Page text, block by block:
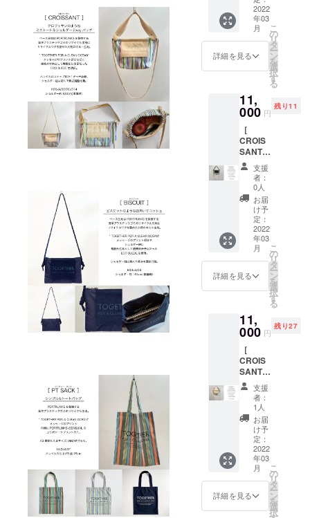
時）
￥6,800
+消費税
￥680+
￥300)
のとこ
料をこ
ちらで
ご負担
してお
届けし
ます。
H19×W
28 ショ
ルダー
約
140cm(
装着
時）
タを詰
めた大
柄のキ
ルト生
地。”T
OGETH
ER FOR
CLEAN
OCEAN
セージ
のプリ
ント部
分など
に規格
外生地
として
廃棄処
分予定
だった
ECO
SUEDE
用。ハ
ンドル
釦で１
タッチ
装着。
ショル
ダー紐
は結ん
で長さ
調整可
能。
H20×W
32/20×
D14
ショル
ダー約
120cm(
時）
¥1,100+
送料
¥300)→
20%OF
F¥9,920
UNKS
を象徴
する海
洋プラ
スチッ
クゴミ
のリサ
イクル
生地に
リサイ
クルワ
タを詰
めた大
柄のキ
ルト生
地。”T
OGETH
ER FOR
OCEAN
"メッ
のプリ
ント部
分など
に規格
外生地
として
廃棄処
分予定
だった
ECO
SUEDE
を使
ンドル
はス
ンのよ
うなミ
ニトー
ト＆
ショル
ダー
2way
グ。限
定10個
を特別
お得に
お届け
するプ
ランで
す。 通
¥12,400
(商品
¥11,000
+消費税
¥1,100+
送料
¥300)→
20%OF
F¥9,920
PORTR
UNKS
を象徴
する海
洋プラ
スチッ
クゴミ
のリサ
イクル
生地に
リサイ
クルワ
タを詰
めた大
柄のキ
ルト生
地。”T
OGETH
2022
年03
月
詳細を見る
こ
の
リ
タ
ー
ン
を
選
択
す
る
11,
000 円
残り11
［
CROIS
SANT
］
c#/vivid
（ヴィ
ヴィッ
ド）ク
ロワッ
サンの
ような
ミニ
トート
＆ショ
ルダー
2way
グ。
ベース
生地は
PORTR
UNKS
を象徴
する海
洋プラ
スチッ
クゴミ
のリサ
イクル
生地に
リサイ
クルワ
タを詰
めた大
支援
者：
0人
お届
け予
定：
2022
年03
月
詳細を見る
こ
の
リ
タ
ー
ン
を
選
択
す
る
11,
000 円
残り27
［
CROIS
SANT
］
c#/multi
（マル
チ）ク
ロワッ
サンの
ような
ミニ
トート
＆ショ
ルダー
2way
バッ
支援
者：
1人
お届
け予
定：
2022
年03
月
詳細を見る
こ
の
リ
タ
ー
ン
を
選
択